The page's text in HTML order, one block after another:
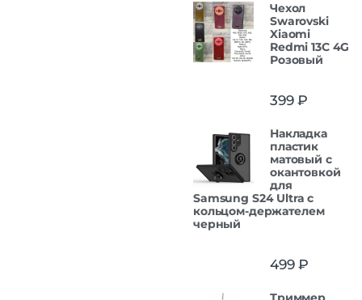
Чехол
Swarovski
Xiaomi
Redmi 13C 4G
Розовый
399₽
Накладка
пластик
матовый с
окантовкой
для
Samsung S24 Ultra с
кольцом-держателем
черный
499₽